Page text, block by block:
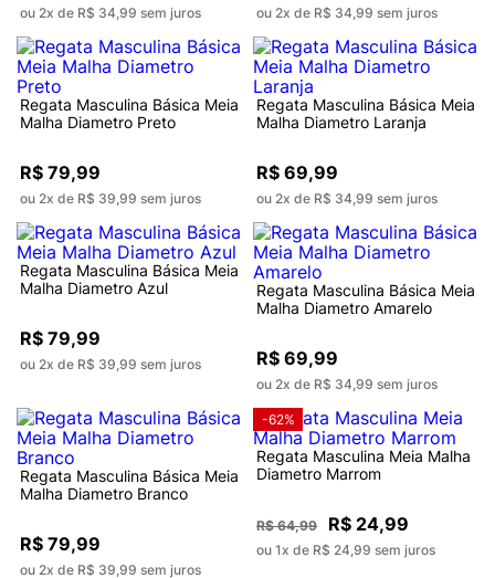
ou 2x de R$ 34,99 sem juros ou 2x de R$ 34,99 sem juros
Regata Masculina Básica Meia
Malha Diametro Preto
R$ 79,99
ou 2x de R$ 39,99 sem juros
Regata Masculina Básica Meia
Malha Diametro Laranja
R$ 69,99
ou 2x de R$ 34,99 sem juros
Regata Masculina Básica Meia
Malha Diametro Azul
R$ 79,99
ou 2x de R$ 39,99 sem juros
Regata Masculina Básica Meia
Malha Diametro Amarelo
R$ 69,99
ou 2x de R$ 34,99 sem juros
Regata Masculina Básica Meia
Malha Diametro Branco
R$ 79,99
ou 2x de R$ 39,99 sem juros
-62%
Regata Masculina Meia Malha
Diametro Marrom
R$ 64,99 R$ 24,99
ou 1x de R$ 24,99 sem juros